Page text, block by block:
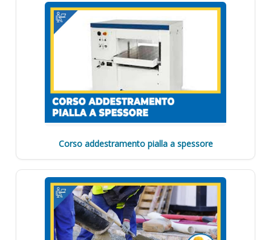
Corso addestramento pialla a spessore